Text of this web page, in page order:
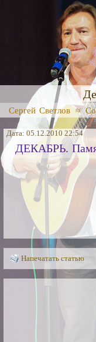
Сергей Светлов ≈
Дата: 05.12.2010 22:54
ДЕКАБРЬ.
Напечатать статью